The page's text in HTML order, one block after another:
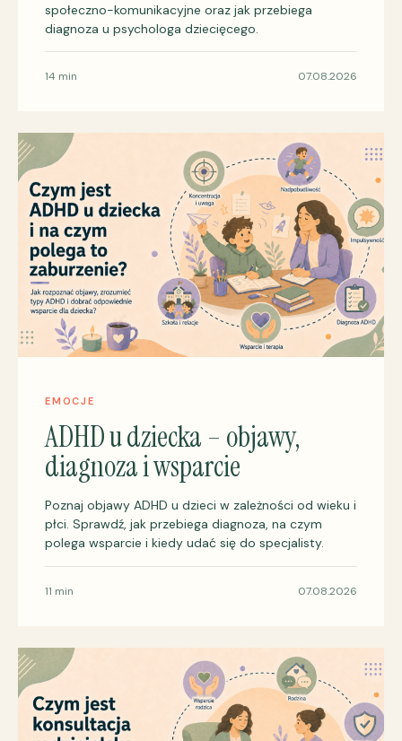
społeczno-komunikacyjne oraz jak przebiega
diagnoza u psychologa dziecięcego.
14 min 07.08.2026
EMOCJE
ADHD u dziecka – objawy,
diagnoza i wsparcie
Poznaj objawy ADHD u dzieci w zależności od wieku i
płci. Sprawdź, jak przebiega diagnoza, na czym
polega wsparcie i kiedy udać się do specjalisty.
11 min 07.08.2026